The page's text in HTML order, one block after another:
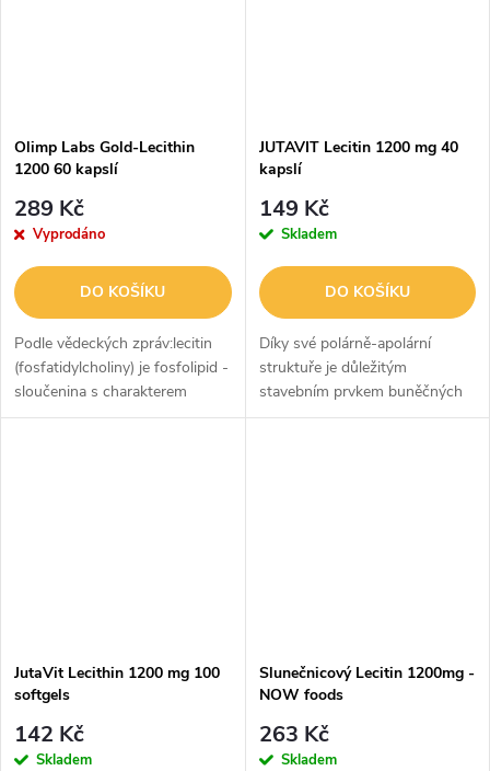
Olimp Labs Gold-Lecithin
1200 60 kapslí
289 Kč
Vyprodáno
DO KOŠÍKU
Podle vědeckých zpráv:lecitin
(fosfatidylcholiny) je fosfolipid -
sloučenina s charakterem
mastných kyselin. Je přítomen v
JUTAVIT Lecitin 1200 mg 40
kapslí
149 Kč
Skladem
DO KOŠÍKU
Díky své polárně-apolární
struktuře je důležitým
stavebním prvkem buněčných
stěn. Obzvláště hojně se
JutaVit Lecithin 1200 mg 100
softgels
142 Kč
Skladem
Slunečnicový Lecitin 1200mg -
NOW foods
263 Kč
Skladem